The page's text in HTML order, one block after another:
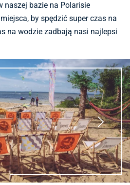
naszej bazie na Polarisie
by spędzić super czas na
na wodzie zadbają nasi najlepsi